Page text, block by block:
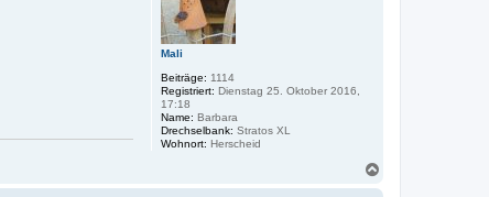
Mali
Beiträge: 1114
Registriert: Dienstag 25. Oktober 2016,
17:18
Name: Barbara
Drechselbank: Stratos XL
Wohnort: Herscheid